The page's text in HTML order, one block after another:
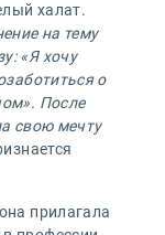
халат.
на тему
«Я хочу
о
После
свою мечту
прилагала